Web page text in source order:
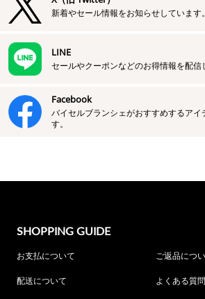
新着やセール情報をお知らせしています。
LINE
セールやクーポンなどのお得情報を配信
Facebook
バイセルブランシェがおすすめするアイ
す。
SHOPPING GUIDE
お支払について ご返品につ
配送について よくある質問